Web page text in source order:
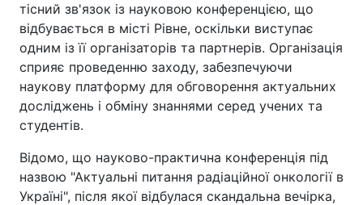
тісний зв'язок із науковою конференцією, що
відбувається в місті Рівне, оскільки виступає
одним із її організаторів та партнерів. Організація
сприяє проведенню заходу, забезпечуючи
наукову платформу для обговорення актуальних
досліджень і обміну знаннями серед учених та
студентів.
Відомо, що науково-практична конференція під
назвою "Актуальні питання радіаційної онкології в
Україні", після якої відбулася скандальна вечірка,